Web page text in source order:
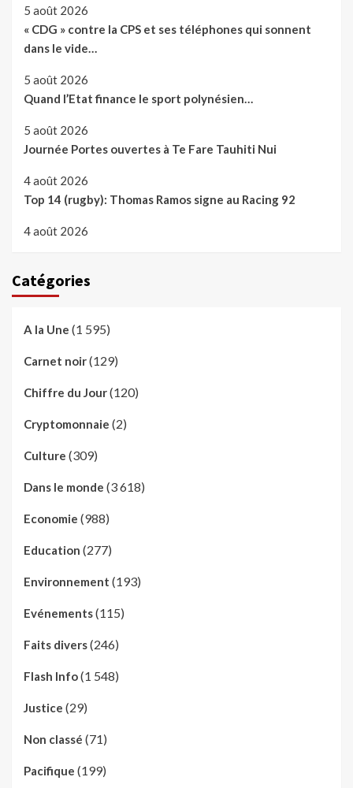
5 août 2026
« CDG » contre la CPS et ses téléphones qui sonnent
dans le vide…
5 août 2026
Quand l’Etat finance le sport polynésien…
5 août 2026
Journée Portes ouvertes à Te Fare Tauhiti Nui
4 août 2026
Top 14 (rugby): Thomas Ramos signe au Racing 92
4 août 2026
Catégories
A la Une (1 595)
Carnet noir(129)
Chiffre du Jour(120)
Cryptomonnaie (2)
Culture (309)
Dans le monde (3 618)
Economie (988)
Education (277)
Environnement (193)
Evénements(115)
Faits divers(246)
Flash Info(1 548)
Justice (29)
Non classé (71)
Pacifique (199)